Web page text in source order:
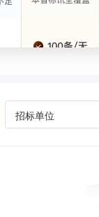
招标单位